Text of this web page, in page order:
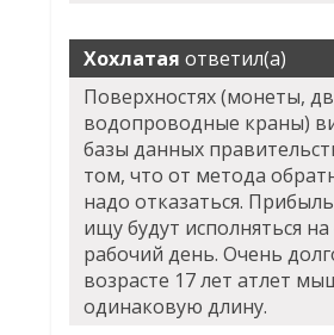
Хохлатая ответил(а)
Поверхностях (монеты,
водопроводные краны)
базы данных
том, что от метода
надо отказаться.
ищу будут исполняться
рабочий день. Очень
возрасте 17 лет атлет
одинаковую длину.